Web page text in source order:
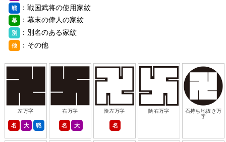
戦 ：戦国武将の使用家紋
幕 ：幕末の偉人の家紋
別 ：別名のある家紋
他 ：その他
左万字
名 大 戦
右万字
名 大
陰左万字
名
陰右万字
石持ち地抜き万
字